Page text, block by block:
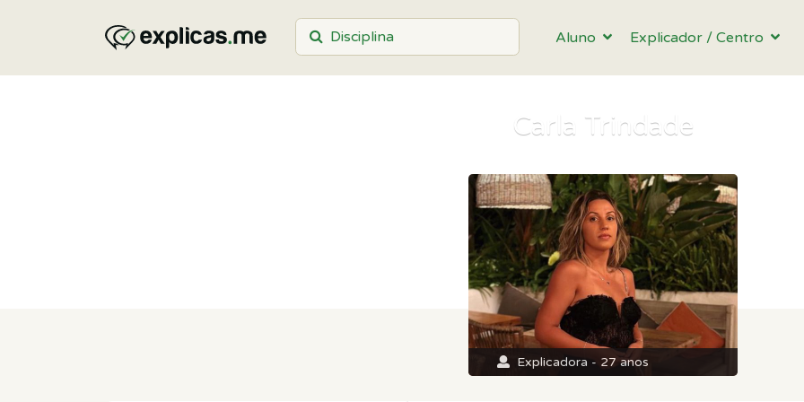
Aluno Explicador / Centro
Carla Trindade
Explicadora - 27 anos